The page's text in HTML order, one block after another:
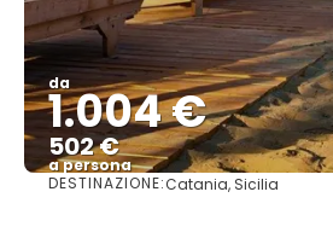
da
1.004 €
502 €
a persona
Vedere
DESTINAZIONE:Catania, Sicilia